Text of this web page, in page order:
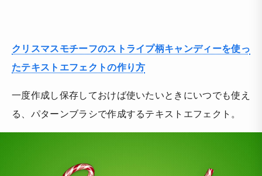
クリスマスモチーフのストライプ柄キャンディーを使っ
たテキストエフェクトの作り方
一度作成し保存しておけば使いたいときにいつでも使え
る、パターンブラシで作成するテキストエフェクト。